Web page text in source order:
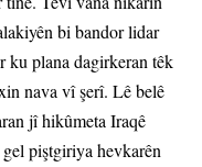
bi bandor lidar
ku plana dagirkeran têk
nava vî şerî. Lê belê
jî hikûmeta Iraqê
piştgiriya hevkarên